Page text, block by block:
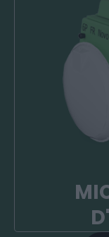
Idéale
Facile.